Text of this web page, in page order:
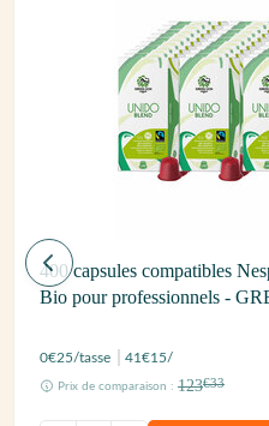
400 capsules compatibles
Bio pour professionnels -
0€25/tasse 41€15/
Prix de comparaison : 123€33